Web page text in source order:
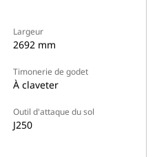
Largeur
2692 mm
Timonerie de godet
À claveter
Outil d'attaque du sol
J250